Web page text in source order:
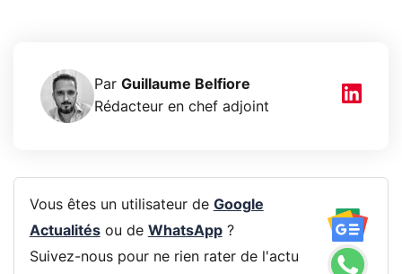
Par Guillaume Belfiore
Rédacteur en chef adjoint
Vous êtes un utilisateur de Google
Actualitésou de WhatsApp?
Suivez-nous pour ne rien rater de l'actu